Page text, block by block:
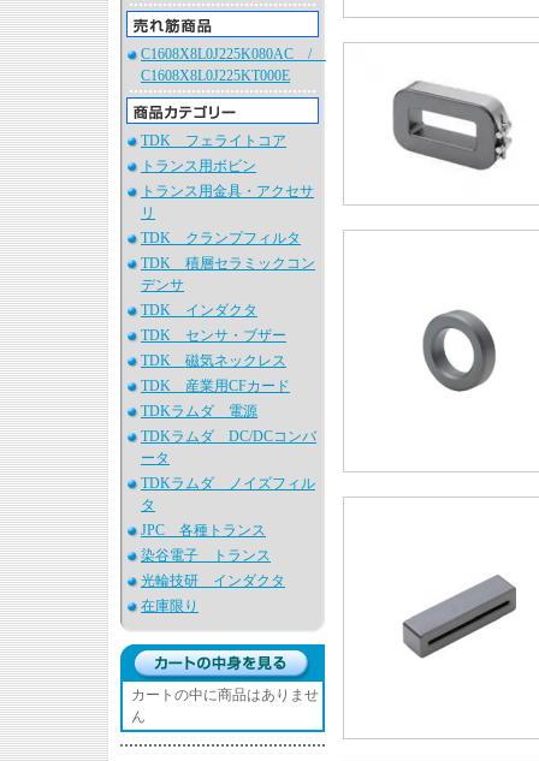
C1608X8L0J225K080AC /
C1608X8L0J225KT000E
TDK フェライトコア
トランス用ボビン
トランス用金具・アクセサ
リ
TDK クランプフィルタ
TDK 積層セラミックコン
デンサ
TDK インダクタ
TDK センサ・ブザー
TDK 磁気ネックレス
TDK 産業用CFカード
TDKラムダ 電源
TDKラムダ DC/DCコンバ
ータ
TDKラムダ ノイズフィル
タ
JPC 各種トランス
染谷電子 トランス
光輪技研 インダクタ
在庫限り
カートの中に商品はありませ
ん